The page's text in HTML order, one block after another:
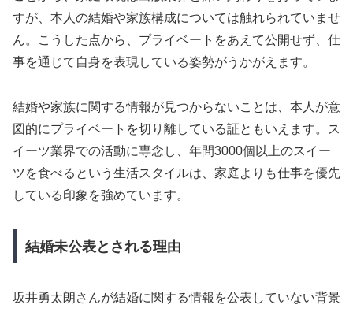
すが、本人の結婚や家族構成については触れられていませ
ん。こうした点から、プライベートをあえて公開せず、仕
事を通じて自身を表現している姿勢がうかがえます。
結婚や家族に関する情報が見つからないことは、本人が意
図的にプライベートを切り離している証ともいえます。ス
イーツ業界での活動に専念し、年間3000個以上のスイー
ツを食べるという生活スタイルは、家庭よりも仕事を優先
している印象を強めています。
結婚未公表とされる理由
坂井勇太朗さんが結婚に関する情報を公表していない背景